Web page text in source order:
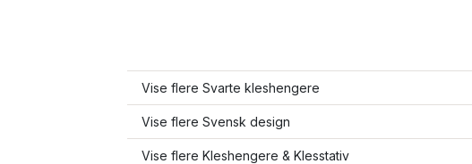
Vise flere Svarte kleshengere
Vise flere Svensk design
Vise flere Kleshengere & Klesstativ